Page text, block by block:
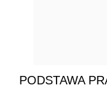
PODSTAWA